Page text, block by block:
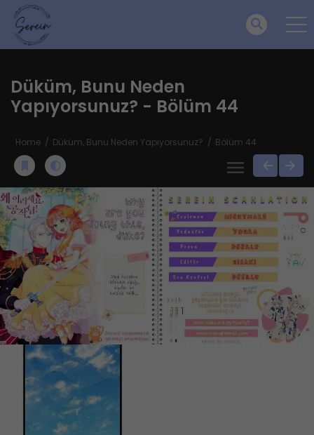
Düküm, Bunu Neden
Yapıyorsunuz? - Bölüm 44
Home Düküm, Bunu Neden Yapıyorsunuz? Bölüm 44